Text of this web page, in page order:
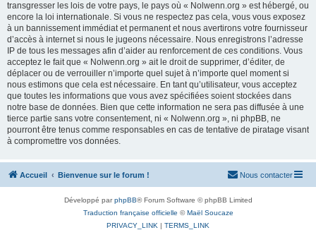
transgresser les lois de votre pays, le pays où « Nolwenn.org » est hébergé, ou
encore la loi internationale. Si vous ne respectez pas cela, vous vous exposez
à un bannissement immédiat et permanent et nous avertirons votre fournisseur
d’accès à internet si nous le jugeons nécessaire. Nous enregistrons l’adresse
IP de tous les messages afin d’aider au renforcement de ces conditions. Vous
acceptez le fait que « Nolwenn.org » ait le droit de supprimer, d’éditer, de
déplacer ou de verrouiller n’importe quel sujet à n’importe quel moment si
nous estimons que cela est nécessaire. En tant qu’utilisateur, vous acceptez
que toutes les informations que vous avez spécifiées soient stockées dans
notre base de données. Bien que cette information ne sera pas diffusée à une
tierce partie sans votre consentement, ni « Nolwenn.org », ni phpBB, ne
pourront être tenus comme responsables en cas de tentative de piratage visant
à compromettre vos données.
Accueil Bienvenue sur le forum ! Nous contacter
Développé parphpBB® Forum Software © phpBB Limited
Traduction française officielle ©Maël Soucaze
PRIVACY_LINK | TERMS_LINK